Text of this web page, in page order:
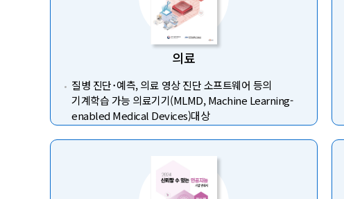
의료
질병 진단･예측, 의료 영상 진단 소프트웨어 등의
기계학습 가능 의료기기(MLMD, Machine Learning-
enabled Medical Devices)대상